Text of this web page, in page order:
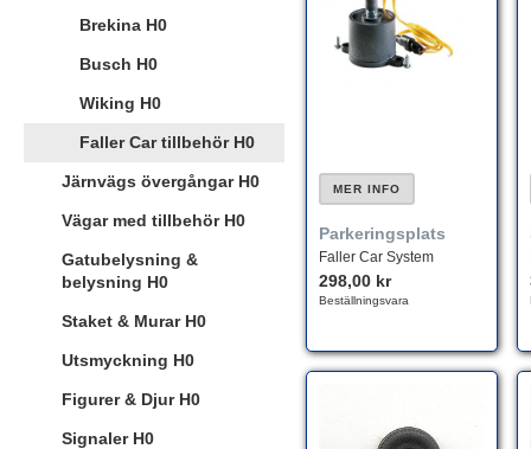
Brekina H0
Busch H0
Wiking H0
Faller Car tillbehör H0
Järnvägs övergångar H0
Vägar med tillbehör H0
Gatubelysning &
belysning H0
Staket & Murar H0
Utsmyckning H0
Figurer & Djur H0
Signaler H0
MER INFO
Parkeringsplats
Faller Car System
298,00 kr
Beställningsvara